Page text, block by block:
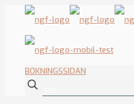
BOKNINGSSIDAN